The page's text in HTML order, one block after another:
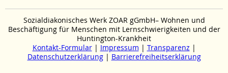
Menue
springen
Sozialdiakonisches Werk ZOAR gGmbH– Wohnen und
Beschäftigung für Menschen mit Lernschwierigkeiten und der
Huntington-Krankheit
Kontakt-Formular
Impressum
Transparenz
Datenschutzerklärung
Barrierefreiheitserklärung